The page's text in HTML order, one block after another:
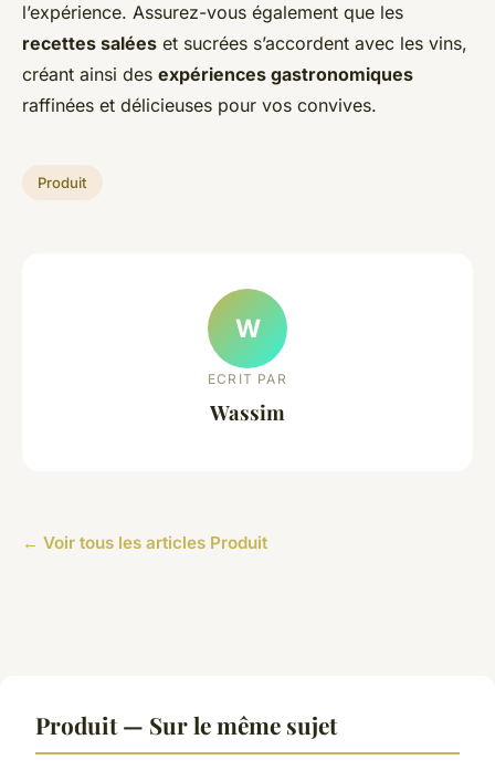
l’expérience. Assurez-vous également que les
recettes salées et sucrées s’accordent avec les vins,
créant ainsi des expériences gastronomiques
raffinées et délicieuses pour vos convives.
Produit
W
ECRIT PAR
Wassim
← Voir tous les articles Produit
Produit — Sur le même sujet